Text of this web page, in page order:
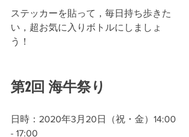
ステッカーを貼って，毎日持ち歩きた
い，超お気に入りボトルにしましょ
う！
第2回 海牛祭り
日時：2020年3月20日（祝・金）14:00
- 17:00